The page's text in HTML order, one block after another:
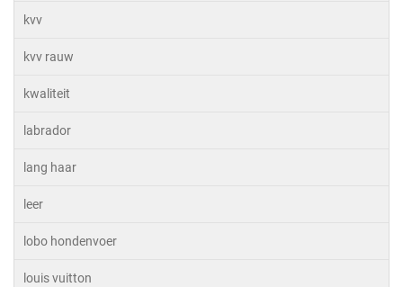
kvv
kvv rauw
kwaliteit
labrador
lang haar
leer
lobo hondenvoer
louis vuitton